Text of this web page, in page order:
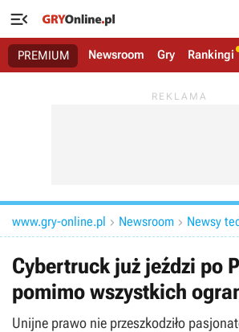

PREMIUM Newsroom Gry Rankingi
www.gry-online.pl  Newsroom  Newsy
Cybertruck już jeździ po
pomimo wszystkich
Unijne prawo nie przeszkodziło